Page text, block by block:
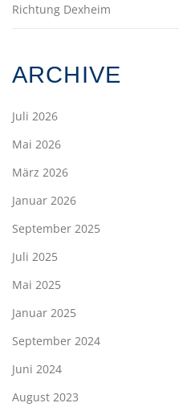
Richtung Dexheim
ARCHIVE
Juli 2026
Mai 2026
März 2026
Januar 2026
September 2025
Juli 2025
Mai 2025
Januar 2025
September 2024
Juni 2024
August 2023